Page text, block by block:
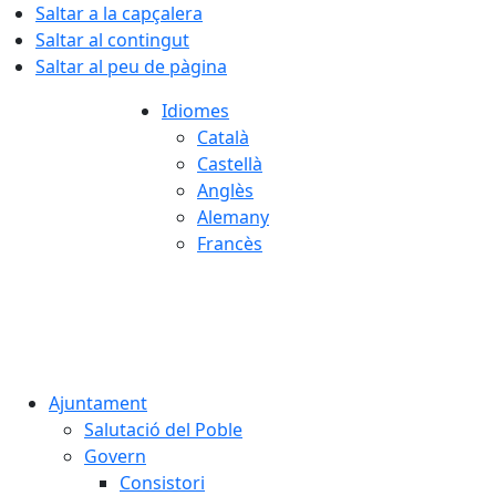
Saltar a la capçalera
Saltar al contingut
Saltar al peu de pàgina
Idiomes
Català
Castellà
Anglès
Alemany
Francès
Ajuntament
Salutació del Poble
Govern
Consistori